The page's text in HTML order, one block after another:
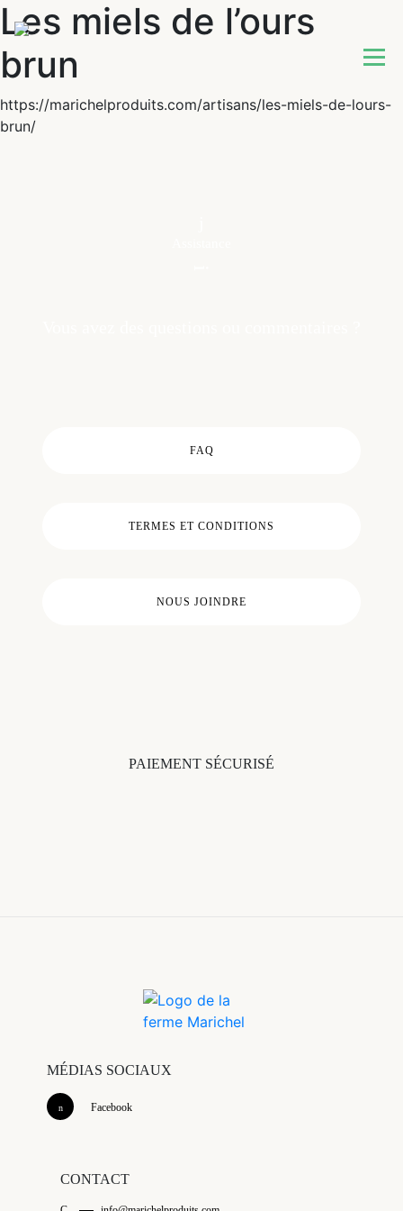
Les miels de l’ours
brun
https://marichelproduits.com/artisans/les-miels-de-lours-
brun/
FAQ
TERMES ET CONDITIONS
NOUS JOINDRE
PAIEMENT SÉCURISÉ
MÉDIAS SOCIAUX
Facebook
CONTACT